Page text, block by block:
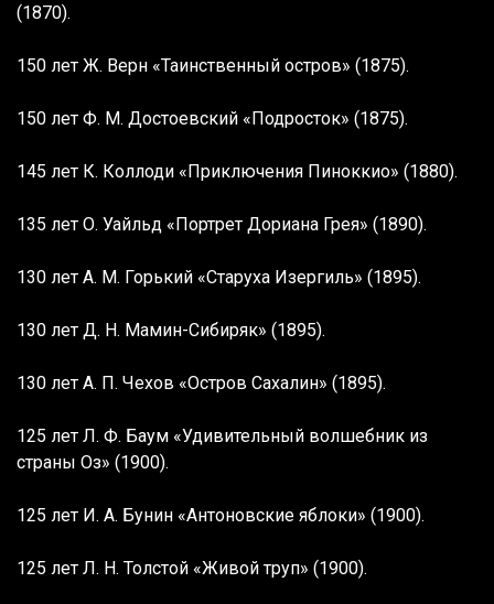
(1870).
150 лет Ж. Верн «Таинственный остров» (1875).
150 лет Ф. М. Достоевский «Подросток» (1875).
145 лет К. Коллоди «Приключения Пиноккио» (1880).
135 лет О. Уайльд «Портрет Дориана Грея» (1890).
130 лет А. М. Горький «Старуха Изергиль» (1895).
130 лет Д. Н. Мамин-Сибиряк» (1895).
130 лет А. П. Чехов «Остров Сахалин» (1895).
125 лет Л. Ф. Баум «Удивительный волшебник из
страны Оз» (1900).
125 лет И. А. Бунин «Антоновские яблоки» (1900).
125 лет Л. Н. Толстой «Живой труп» (1900).